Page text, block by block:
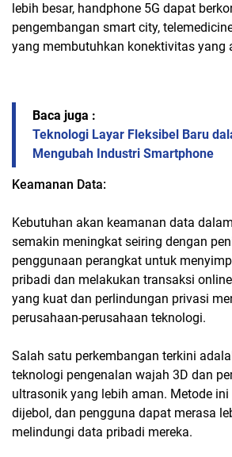
lebih besar, handphone 5G dapat
pengembangan smart city,
yang membutuhkan konektivitas yang
Baca juga :
Teknologi Layar Fleksibel Baru
Mengubah Industri Smartphone
Keamanan Data:
Kebutuhan akan keamanan data
semakin meningkat seiring dengan
penggunaan perangkat untuk
pribadi dan melakukan transaksi
yang kuat dan perlindungan privasi
perusahaan-perusahaan teknologi.
Salah satu perkembangan terkini
teknologi pengenalan wajah 3D dan
ultrasonik yang lebih aman. Metode
dijebol, dan pengguna dapat merasa
melindungi data pribadi mereka.